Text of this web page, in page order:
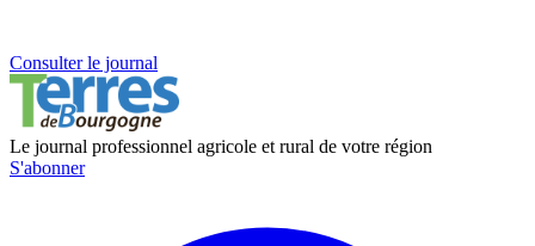
Consulter le journal
Le journal professionnel agricole et rural de votre région
S'abonner